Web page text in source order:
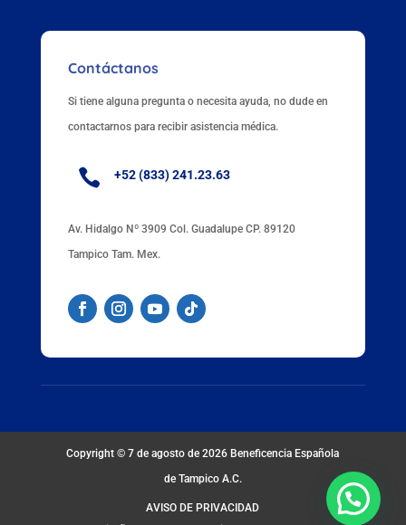
Contáctanos
Si tiene alguna pregunta o necesita ayuda, no dude en
contactarnos para recibir asistencia médica.
 +52 (833) 241.23.63
Av. Hidalgo Nº 3909 Col. Guadalupe CP. 89120
Tampico Tam. Mex.
Copyright © 7 de agosto de 2026 Beneficencia Española
de Tampico A.C.
AVISO DE PRIVACIDAD